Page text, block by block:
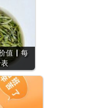
值 | 每